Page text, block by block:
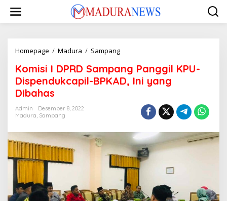
konten
Homepage / Madura / SampangKomisi
DPRD
Sampang
Panggil
Dispendukcapil-
BPKAD,
yang
Dibahas
Komisi I DPRD Sampang Panggil KPU-
Dispendukcapil-BPKAD, Ini yang
Dibahas
Admin
Desember 8, 2022
Madura, Sampang